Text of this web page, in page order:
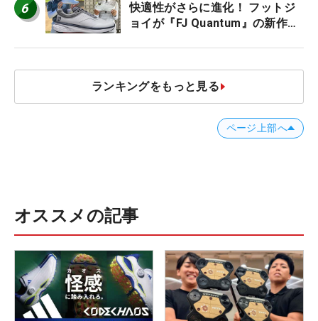
6
快適性がさらに進化！ フットジ
ョイが『FJ Quantum』の新作を
ランキングをもっと見る
ページ上部へ
オススメの記事